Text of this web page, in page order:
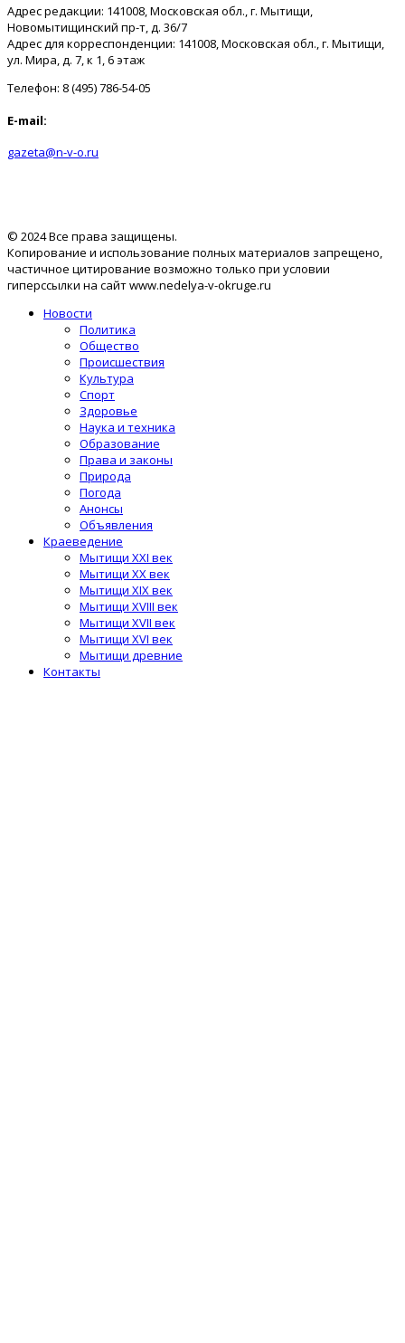
Адрес редакции: 141008, Московская обл., г. Мытищи,
Новомытищинский пр-т, д. 36/7
Адрес для корреспонденции: 141008, Московская обл., г. Мытищи,
ул. Мира, д. 7, к 1, 6 этаж
Телефон: 8 (495) 786-54-05
E-mail:
gazeta@n-v-o.ru
© 2024 Все права защищены.
Копирование и использование полных материалов запрещено,
частичное цитирование возможно только при условии
гиперссылки на сайт www.nedelya-v-okruge.ru
Новости
Политика
Общество
Происшествия
Культура
Спорт
Здоровье
Наука и техника
Образование
Права и законы
Природа
Погода
Анонсы
Объявления
Краеведение
Мытищи XXI век
Мытищи XX век
Мытищи XIX век
Мытищи XVIII век
Мытищи XVII век
Мытищи XVI век
Мытищи древние
Контакты